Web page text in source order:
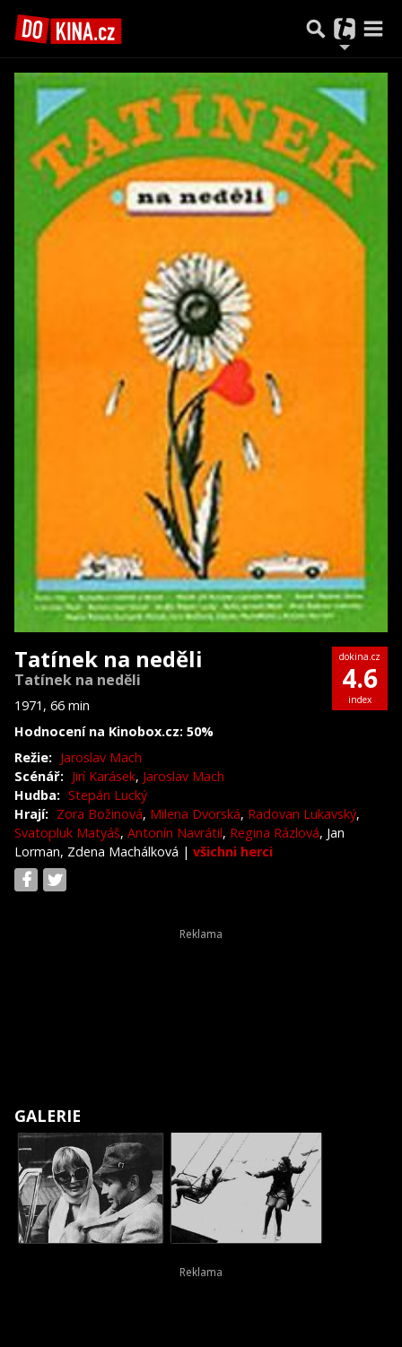
Tatínek na neděli
Tatínek na neděli
1971, 66 min
Hodnocení na Kinobox.cz: 50%
dokina.cz
4.6
index
Režie: Jaroslav Mach
Scénář: Jirí Karásek, Jaroslav Mach
Hudba: Stepán Lucký
Hrají: Zora Božinová, Milena Dvorská, Radovan Lukavský,
Svatopluk Matyáš, Antonín Navrátil, Regina Rázlová, Jan
Lorman, Zdena Machálková | všichni herci
GALERIE